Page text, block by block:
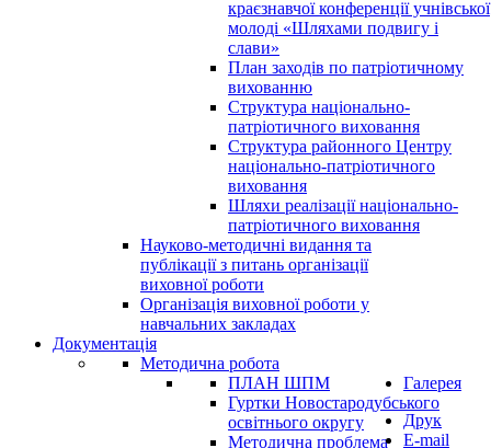
краєзнавчої конференції учнівської
молоді «Шляхами подвигу і
слави»
План заходів по патріотичному
вихованню
Структура національно-
патріотичного виховання
Структура районного Центру
національно-патріотичного
виховання
Шляхи реалізації національно-
патріотичного виховання
Науково-методичні видання та
публікації з питань організації
виховної роботи
Організація виховної роботи у
навчальних закладах
Документація
Методична робота
ПЛАН ШПМ
Гуртки Новостародубського
освітнього округу
Методична проблема
Галерея
Друк
E-mail